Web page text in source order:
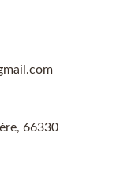
66330